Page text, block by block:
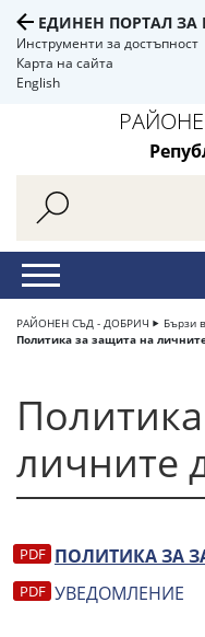
ЕДИНЕН ПОРТАЛ ЗА
Инструменти за достъпност
Карта на сайта
English
РАЙОНЕН СЪД - ДОБРИЧ
Бързи
Политика за защита на
личните
ПОЛИТИКА ЗА
УВЕДОМЛЕНИЕ